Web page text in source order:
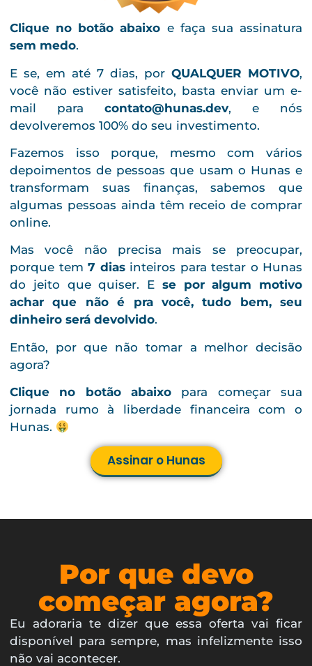
Clique no botão abaixo e faça sua assinatura
sem medo.
E se, em até 7 dias, por QUALQUER MOTIVO,
você não estiver satisfeito, basta enviar um e-
mail para contato@hunas.dev, e nós
devolveremos 100% do seu investimento.
Fazemos isso porque, mesmo com vários
depoimentos de pessoas que usam o Hunas e
transformam suas finanças, sabemos que
algumas pessoas ainda têm receio de comprar
online.
Mas você não precisa mais se preocupar,
porque tem 7 diasinteiros para testar o Hunas
do jeito que quiser. E se por algum motivo
achar que não é pra você, tudo bem, seu
dinheiro será devolvido.
Então, por que não tomar a melhor decisão
agora?
Clique no botão abaixo para começar sua
jornada rumo à liberdade financeira com o
Hunas.
Assinar o Hunas
Por que devo
começar agora?
Eu adoraria te dizer que essa oferta vai ficar
disponível para sempre, mas infelizmente isso
não vai acontecer.